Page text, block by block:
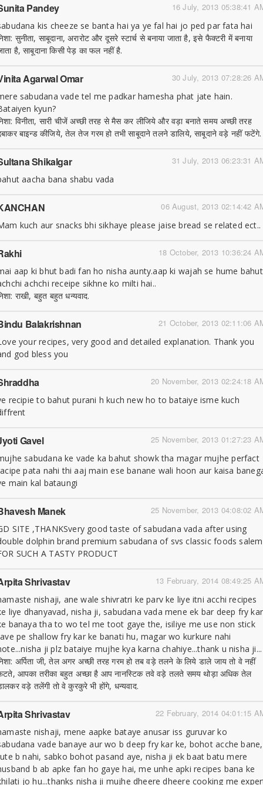
16 July, 2013 05:38:41
Pandey
kis cheeze se banta hai ya ye fal hai jo ped par fata hai
सुनीता, साबूदाना, अरारोट और दूसरे स्टार्च से बनाया जाता है, इसे फैक्टरी में बनाया
है, साबूदाना किसी पेड़ का फल नहीं है.
30 July, 2013 07:28:26
Agarwal Omar
sabudana vade tel me padkar hamesha phat jate hain.
kyun?
विनीता, सारी चीजें अच्छी तरह से मैस कर लीजिये और वड़ा बनाते समय अच्छी तरह
बाइन्ड कीजिये, तेल तेज गरम हो तभी साबूदाने तलने डालिये, साबूदाने वड़े नहीं फटेंगे.
31 July, 2013 06:23:31
Shikalgar
aacha bana shabu vada
06 August, 2013 02:14:42
kuch aur snacks bhi sikhaye please jaise bread se related ect..
18 October, 2013 10:36:24
aap ki bhut badi fan ho nisha aunty.aap ki wajah se hume bahut
achchi receipe sikhne ko milti hai..
राखी, बहुत बहुत धन्यवाद.
21 October, 2013 02:11:06
Balakrishnan
your recipes, very good and detailed explanation. Thank you
god bless you
20 November, 2013 02:24:18
recipie to bahut purani h kuch new ho to bataiye isme kuch
25 November, 2013 01:27:23
Gavel
sabudana ke vade ka bahut showk tha magar mujhe perfact
pata nahi thi aaj main ese banane wali hoon aur kaisa
main kal bataungi
25 November, 2013 04:08:02
Manek
SITE ,THANKSvery good taste of sabudana vada after using
dolphin brand premium sabudana of svs classic foods salem
SUCH A TASTY PRODUCT
13 February, 2014 08:49:25
Shrivastav
nishaji, ane wale shivratri ke parv ke liye itni acchi recipes
liye dhanyavad, nisha ji, sabudana vada mene ek bar deep fry kar
banaya tha to wo tel me toot gaye the, isiliye me use non stick
pe shallow fry kar ke banati hu, magar wo kurkure nahi
ji plz bataiye mujhe kya karna chahiye...thank u nisha ji...
अर्पिता जी, तेल अगर अच्छी तरह गरम हो तब वड़े तलने के लिये डाले जाय तो वे नहीं
आपका तरीका बहुत अच्छा है आप नानस्टिक तवे वड़े तलते समय थोड़ा अधिक तेल
वड़े तलेंगी तो वे कुरकुरे भी होंगे, धन्यवाद.
22 February, 2014 04:01:15
Shrivastav
nishaji, mene aapke bataye anusar iss guruvar ko
vade banaye aur wo b deep fry kar ke, bohot acche bane,
b nahi, sabko bohot pasand aye, nisha ji ek baat batu mere
b ab apke fan ho gaye hai, me unhe apki recipes bana ke
jo hu...thanks nisha ji mujhe dheere dheere cooking me